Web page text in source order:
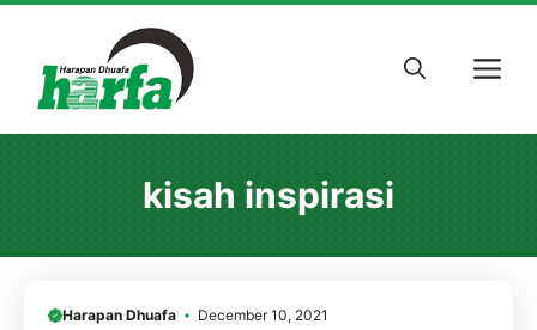
content
kisah inspirasi
Harapan Dhuafa December 10, 2021